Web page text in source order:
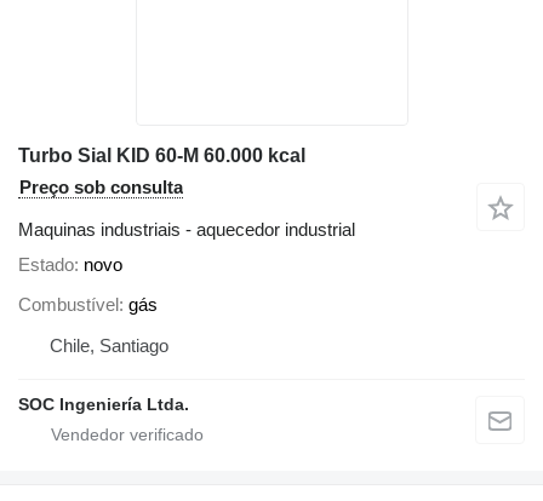
Turbo Sial KID 60-M 60.000 kcal
Preço sob consulta
Maquinas industriais - aquecedor industrial
Estado novo
Combustível gás
Chile, Santiago
SOC Ingeniería Ltda.